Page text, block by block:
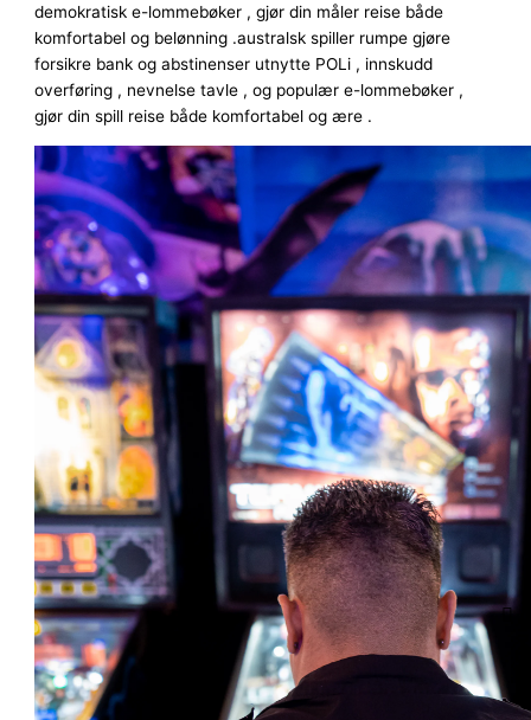
demokratisk e-lommebøker , gjør din måler reise både
komfortabel og belønning .australsk spiller rumpe ​​gjøre
forsikre bank og abstinenser utnytte POLi , innskudd
overføring , nevnelse tavle , og populær e-lommebøker ,
gjør din spill reise både komfortabel og ære .